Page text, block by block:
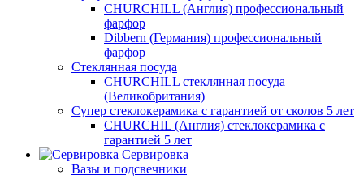
CHURCHILL (Англия) профессиональный
фарфор
Dibbern (Германия) профессиональный
фарфор
Стеклянная посуда
CHURCHILL стеклянная посуда
(Великобритания)
Супер стеклокерамика с гарантией от сколов 5 лет
CHURCHIL (Англия) стеклокерамика с
гарантией 5 лет
Сервировка
Вазы и подсвечники